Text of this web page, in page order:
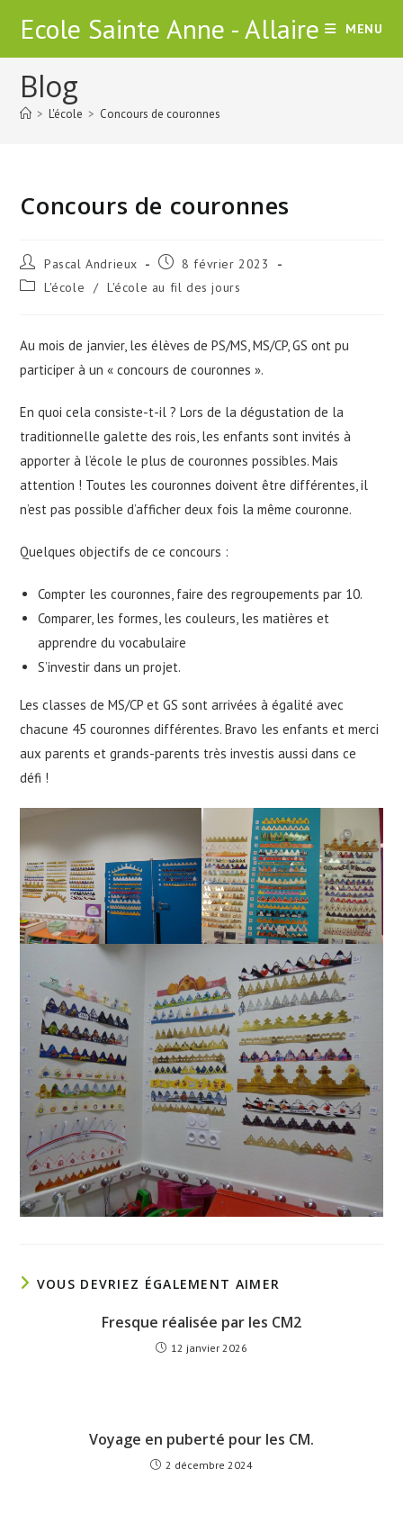
content
Ecole Sainte Anne - Allaire MENU
Blog
> L'école > Concours de couronnes
Concours de couronnes
Auteur/autrice
de
la
Pascal Andrieux
Publication
8 février 2023
Post L'école / L'école au fil des jours
Au mois de janvier, les élèves de PS/MS, MS/CP, GS ont pu
participer à un « concours de couronnes ».
En quoi cela consiste-t-il ? Lors de la dégustation de la
traditionnelle galette des rois, les enfants sont invités à
apporter à l’école le plus de couronnes possibles. Mais
attention ! Toutes les couronnes doivent être différentes, il
n’est pas possible d’afficher deux fois la même couronne.
Quelques objectifs de ce concours :
Compter les couronnes, faire des regroupements par 10.
Comparer, les formes, les couleurs, les matières et
apprendre du vocabulaire
S’investir dans un projet.
Les classes de MS/CP et GS sont arrivées à égalité avec
chacune 45 couronnes différentes. Bravo les enfants et merci
aux parents et grands-parents très investis aussi dans ce
défi !
VOUS DEVRIEZ ÉGALEMENT AIMER
Fresque réalisée par les CM2
12 janvier 2026
Voyage en puberté pour les CM.
2 décembre 2024